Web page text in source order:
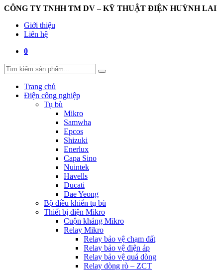
CÔNG TY TNHH TM DV – KỸ THUẬT ĐIỆN HUỲNH LAI
Giới thiệu
Liên hệ
0
Trang chủ
Điện công nghiệp
Tụ bù
Mikro
Samwha
Epcos
Shizuki
Enerlux
Capa Sino
Nuintek
Havells
Ducati
Dae Yeong
Bộ điều khiển tụ bù
Thiết bị điện Mikro
Cuộn kháng Mikro
Relay Mikro
Relay bảo vệ chạm đất
Relay bảo vệ điện áp
Relay bảo vệ quá dòng
Relay dòng rò – ZCT